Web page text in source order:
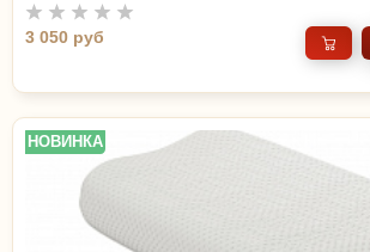
3 050 руб
НОВИНКА